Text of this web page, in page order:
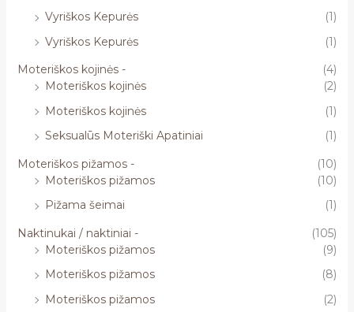
Vyriškos Kepurės
(1)
Vyriškos Kepurės
(1)
Moteriškos kojinės -
(4)
Moteriškos kojinės
(2)
Moteriškos kojinės
(1)
Seksualūs Moteriški Apatiniai
(1)
Moteriškos pižamos -
(10)
Moteriškos pižamos
(10)
Pižama šeimai
(1)
Naktinukai / naktiniai -
(105)
Moteriškos pižamos
(9)
Moteriškos pižamos
(8)
Moteriškos pižamos
(2)